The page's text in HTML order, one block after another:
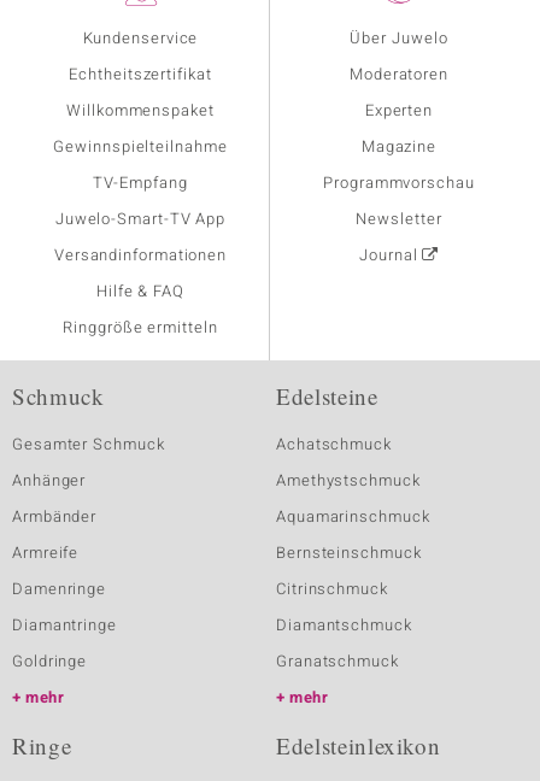
Kundenservice
Echtheitszertifikat
Willkommenspaket
Gewinnspielteilnahme
TV-Empfang
Juwelo-Smart-TV App
Versandinformationen
Hilfe & FAQ
Ringgröße ermitteln
Über Juwelo
Moderatoren
Experten
Magazine
Programmvorschau
Newsletter
Journal
Schmuck
Gesamter Schmuck
Anhänger
Armbänder
Armreife
Damenringe
Diamantringe
Goldringe
mehr
Edelsteine
Achatschmuck
Amethystschmuck
Aquamarinschmuck
Bernsteinschmuck
Citrinschmuck
Diamantschmuck
Granatschmuck
mehr
Ringe Edelsteinlexikon